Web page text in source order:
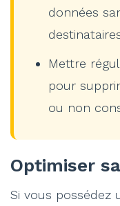
données
Mettre
pour
ou non
Optimiser
Si vous possédez